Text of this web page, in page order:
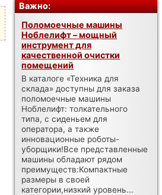
Важно:
Поломоечные машины
Ноблелифт – мощный
инструмент для
качественной очистки
помещений
В каталоге «Техника для
склада» доступны для заказа
поломоечные машины
Ноблелифт: толкательного
типа, с сиденьем для
оператора, а также
инновационные роботы-
уборщики!Все представленные
машины обладают рядом
преимуществ:Компактные
размеры в своей
категории,низкий уровень...